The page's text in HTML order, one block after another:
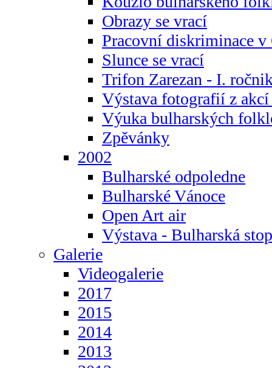
Obrazy se vrací
Pracovní diskriminace
Slunce se vrací
Trifon Zarezan - I.
Výstava fotografií z akcí
Výuka bulharských
Zpěvánky
2002
Bulharské odpoledne
Bulharské Vánoce
Open Art air
Výstava - Bulharská
Galerie
Videogalerie
2017
2015
2014
2013